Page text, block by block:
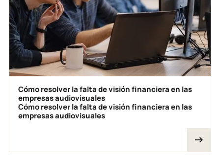
Cómo resolver la falta de visión financiera en las
empresas audiovisuales
Cómo resolver la falta de visión financiera en las
empresas audiovisuales